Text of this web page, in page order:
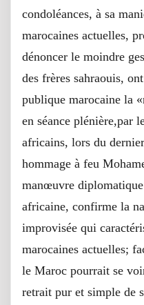
condoléances, à sa
marocaines actuelles,
dénoncer le moindre
des frères sahraouis,
publique marocaine la
en séance plénière,par
africains, lors du
hommage à feu
manœuvre
africaine, confirme la
improvisée qui
marocaines actuelles;
le Maroc pourrait se
retrait pur et simple de